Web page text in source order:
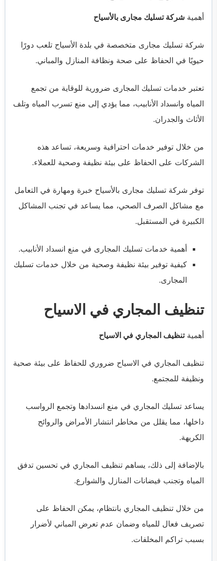
أهمية شركة تسليك مجارى بالأسياح
شركة تسليك مجارى متخصصة في بلدة الأسياح تلعب دورًا
حيويًا في الحفاظ على صحة ونظافة المنازل والمباني.
تعتبر خدمات تسليك المجارى ضرورية للوقاية من تجمع
المياه وانسداد الأنابيب، مما يؤدي إلى منع تسرب المياه وتلف
الأثاث والجدران.
من خلال توفير خدمات احترافية وسريعة، تساعد هذه
الشركات على الحفاظ على بيئة نظيفة وصحية للعملاء.
توفر شركة تسليك مجارى بالأسياح خبرة ومهارة في التعامل
مع مشاكل الصرف الصحي، مما يساعد في تجنب المشاكل
الكبيرة في المستقبل.
أهمية خدمات تسليك المجارى في منع انسداد الأنابيب.
كيفية توفير بيئة نظيفة وصحية من خلال خدمات تسليك
المجارى.
تنظيف المجاري في الاسياح
أهميةتنظيف المجاري في الاسياح
تنظيف المجاري في الاسياح ضروري للحفاظ على بيئة صحية
ونظيفة للمجتمع.
يساعد تسليك المجاري في منع انسدادها وتجمع الرواسب
داخلها، مما يقلل من مخاطر انتشار الأمراض والروائح
الكريهة.
بالإضافة إلى ذلك، يساهم تنظيف المجاري في تحسين تدفق
المياه وتجنب فيضانات المنازل والشوارع.
من خلال تنظيف المجاري بانتظام، يمكن الحفاظ على
تصريف فعال للمياه وضمان عدم تعرض المباني لأضرار
بسبب تراكم المخلفات.